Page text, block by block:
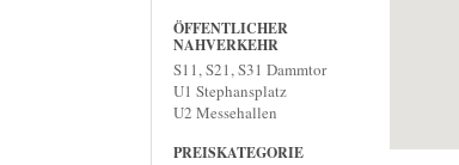
ÖFFENTLICHER
NAHVERKEHR
S11, S21, S31 Dammtor
U1 Stephansplatz
U2 Messehallen
PREISKATEGORIE